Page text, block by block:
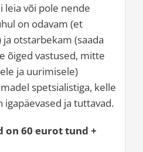
leia või pole nende
on odavam (et
otstarbekam (saada
õiged vastused, mitte
ja uurimisele)
spetsialistiga, kelle
ja tuttavad.
on 60 eurot tund +